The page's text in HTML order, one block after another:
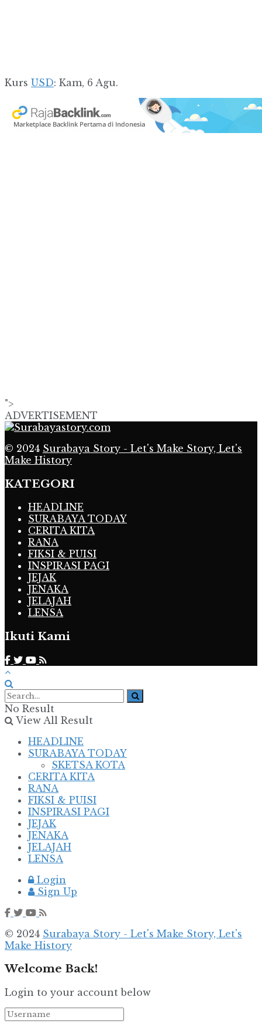
Kurs USD: Kam, 6 Agu.
">
ADVERTISEMENT
© 2024 Surabaya Story - Let's Make Story, Let's
Make History
KATEGORI
HEADLINE
SURABAYA TODAY
CERITA KITA
RANA
FIKSI & PUISI
INSPIRASI PAGI
JEJAK
JENAKA
JELAJAH
LENSA
Ikuti Kami
No Result
View All Result
HEADLINE
SURABAYA TODAY
SKETSA KOTA
CERITA KITA
RANA
FIKSI & PUISI
INSPIRASI PAGI
JEJAK
JENAKA
JELAJAH
LENSA
Login
Sign Up
© 2024 Surabaya Story - Let's Make Story, Let's
Make History
Welcome Back!
Login to your account below